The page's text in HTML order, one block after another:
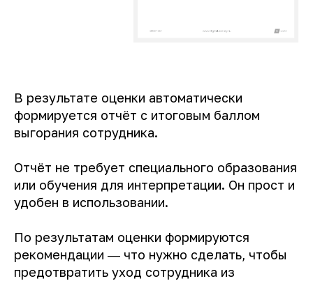
В результате оценки автоматически
формируется отчёт с итоговым баллом
выгорания сотрудника.
Отчёт не требует специального образования
или обучения для интерпретации. Он прост и
удобен в использовании.
По результатам оценки формируются
рекомендации ― что нужно сделать, чтобы
предотвратить уход сотрудника из